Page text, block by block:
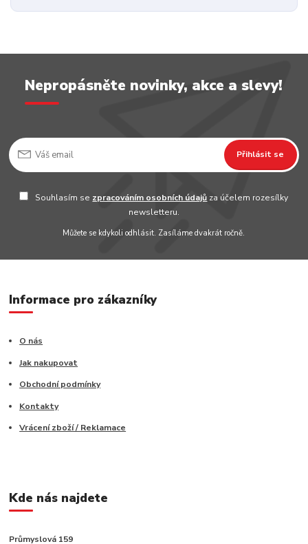
Nepropásněte novinky, akce a slevy!
Přihlásit se
Souhlasím se zpracováním osobních údajů za účelem rozesílky
newsletteru.
Můžete se kdykoli odhlásit. Zasíláme dvakrát ročně.
Informace pro zákazníky
O nás
Jak nakupovat
Obchodní podmínky
Kontakty
Vrácení zboží / Reklamace
Kde nás najdete
Průmyslová 159